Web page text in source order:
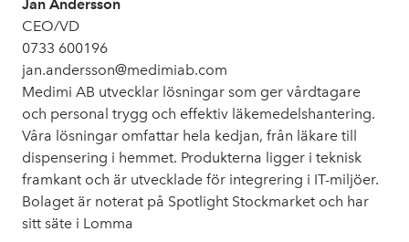
Jan Andersson
CEO/VD
0733 600196
jan.andersson@medimiab.com
Medimi AB utvecklar lösningar som ger vårdtagare
och personal trygg och effektiv läkemedelshantering.
Våra lösningar omfattar hela kedjan, från läkare till
dispensering i hemmet. Produkterna ligger i teknisk
framkant och är utvecklade för integrering i IT-miljöer.
Bolaget är noterat på Spotlight Stockmarket och har
sitt säte i Lomma